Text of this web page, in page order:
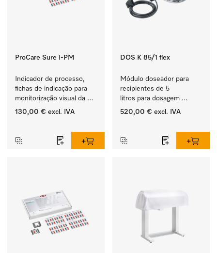
ProCare Sure I-PM
Indicador de processo,
fichas de indicação para
monitorização visual da
rotina no processo de
130,00 € excl. IVA
DOS K 85/1 flex
Módulo doseador para
recipientes de 5
litros para dosagem
automática de
520,00 € excl. IVA